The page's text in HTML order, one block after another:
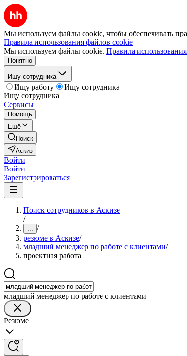
Мы используем файлы cookie, чтобы обеспечивать
Правила использования файлов cookie
Мы используем файлы cookie. Правила
Понятно
Ищу сотрудника
Ищу работу
Ищу сотрудника
Ищу сотрудника
Сервисы
Помощь
Ещё
Поиск
Аскиз
Войти
Войти
Зарегистрироваться
Поиск сотрудников в Аскизе
/
... /
резюме в Аскизе/
младший менеджер по работе с клиентами/
проектная работа
младший менеджер по работе с клиентами
Резюме